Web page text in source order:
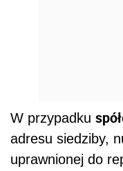
W przypadku
adresu siedziby,
uprawnionej do